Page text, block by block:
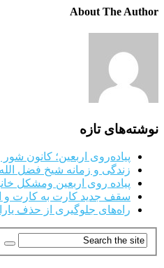
About The Author
نوشته‌های تازه
پیاده‌روی اربعین؛ کانون
زندگی و زمانه شیخ فضل
پیاده روی اربعین ومشکل
سقف جدید کارت به کارت و
راه‌های جلوگیری از حذف